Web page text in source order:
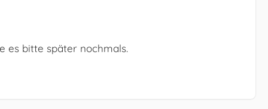
es bitte später nochmals.